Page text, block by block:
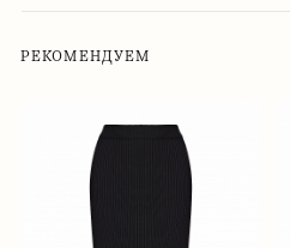
РЕКОМЕНДУЕМ